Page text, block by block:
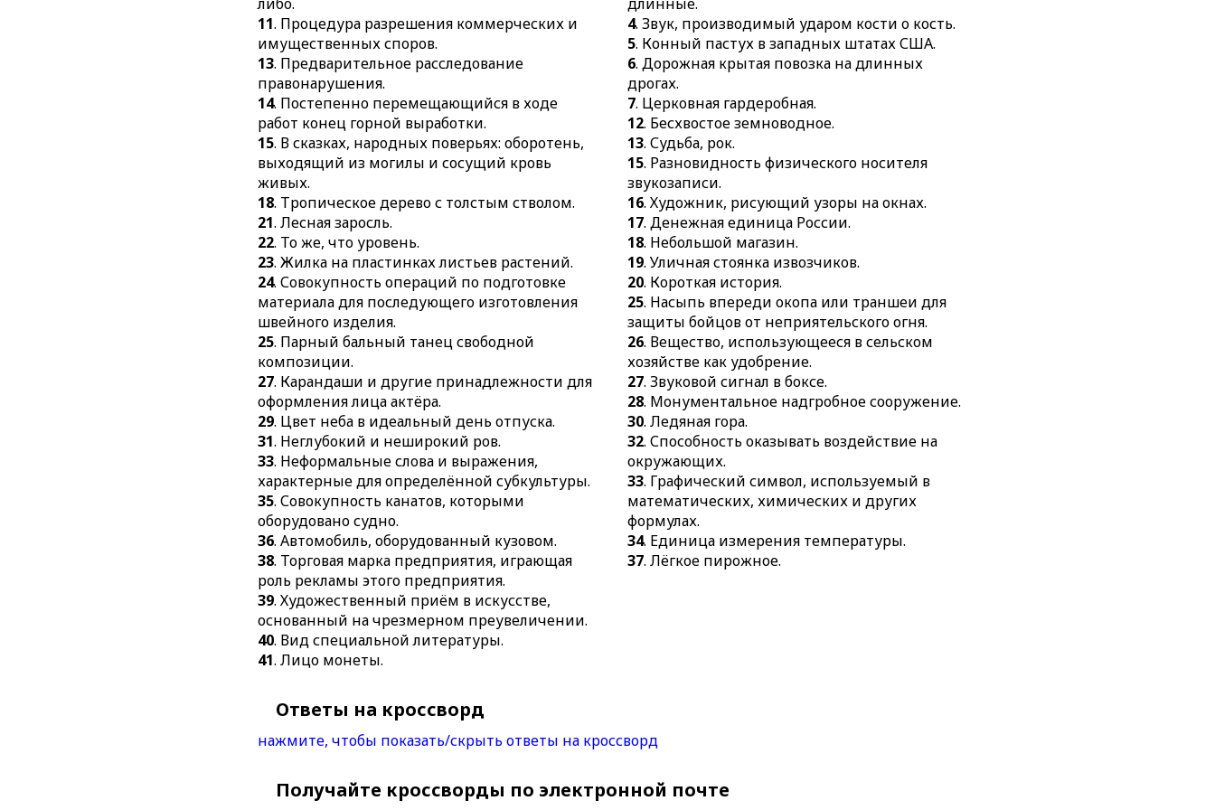
предприятия.
39.Художественный приём в искусстве,
основанный на чрезмерном
преувеличении.
40.Вид специальной литературы.
41.Лицо монеты.
28.Монументальное надгробное
сооружение.
30.Ледяная гора.
32.
Способность оказывать воздействие
на окружающих.
33.Графический символ, используемый в
математических, химических и других
формулах.
34.Единица измерения температуры.
37.Лёгкое пирожное.
11. Процедура разрешения коммерческих и
имущественных споров.
13. Предварительное расследование
правонарушения.
14. Постепенно перемещающийся в ходе
работ конец горной выработки.
15. В сказках, народных поверьях: оборотень,
выходящий из могилы и сосущий кровь
живых.
18. Тропическое дерево с толстым стволом.
21. Лесная заросль.
22. То же, что уровень.
23. Жилка на пластинках листьев растений.
24. Совокупность операций по подготовке
материала для последующего изготовления
швейного изделия.
25. Парный бальный танец свободной
композиции.
27. Карандаши и другие принадлежности для
оформления лица актёра.
29. Цвет неба в идеальный день отпуска.
31. Неглубокий и неширокий ров.
33. Неформальные слова и выражения,
характерные для определённой субкультуры.
35. Совокупность канатов, которыми
оборудовано судно.
36. Автомобиль, оборудованный кузовом.
38. Торговая марка предприятия, играющая
роль рекламы этого предприятия.
39. Художественный приём в искусстве,
основанный на чрезмерном преувеличении.
40. Вид специальной литературы.
41. Лицо монеты.
4. Звук, производимый ударом кости о кость.
5. Конный пастух в западных штатах США.
6. Дорожная крытая повозка на длинных
дрогах.
7. Церковная гардеробная.
12. Бесхвостое земноводное.
13. Судьба, рок.
15. Разновидность физического носителя
звукозаписи.
16. Художник, рисующий узоры на окнах.
17. Денежная единица России.
18. Небольшой магазин.
19. Уличная стоянка извозчиков.
20. Короткая история.
25. Насыпь впереди окопа или траншеи для
защиты бойцов от неприятельского огня.
26. Вещество, использующееся в сельском
хозяйстве как удобрение.
27. Звуковой сигнал в боксе.
28. Монументальное надгробное сооружение.
30. Ледяная гора.
32. Способность оказывать воздействие на
окружающих.
33. Графический символ, используемый в
математических, химических и других
формулах.
34. Единица измерения температуры.
37. Лёгкое пирожное.
Ответы на кроссворд
нажмите, чтобы показать/скрыть ответы на кроссворд
Получайте кроссворды по электронной почте